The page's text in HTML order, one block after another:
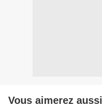
Vous aimerez aussi